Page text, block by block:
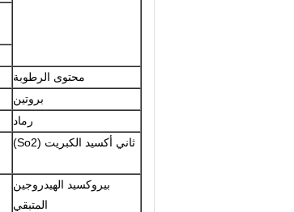
محتوى الرطوبة
بروتين
رماد
ثاني أكسيد الكبريت (So2)
بيروكسيد الهيدروجين
المتبقي